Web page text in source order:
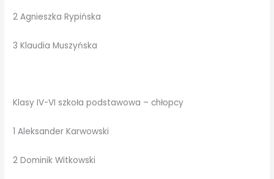
2 Agnieszka Rypińska
3 Klaudia Muszyńska
Klasy IV-VI szkoła podstawowa – chłopcy
1 Aleksander Karwowski
2 Dominik Witkowski